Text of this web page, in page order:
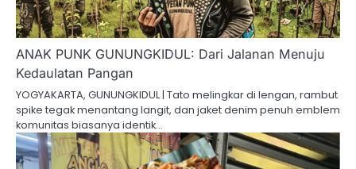
ANAK PUNK GUNUNGKIDUL: Dari Jalanan Menuju
Kedaulatan Pangan
YOGYAKARTA, GUNUNGKIDUL | Tato melingkar di lengan, rambut
spike tegak menantang langit, dan jaket denim penuh emblem
komunitas biasanya identik…